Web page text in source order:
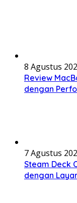
8 Agustus
Review
dengan
7 Agustus
Steam Deck
dengan